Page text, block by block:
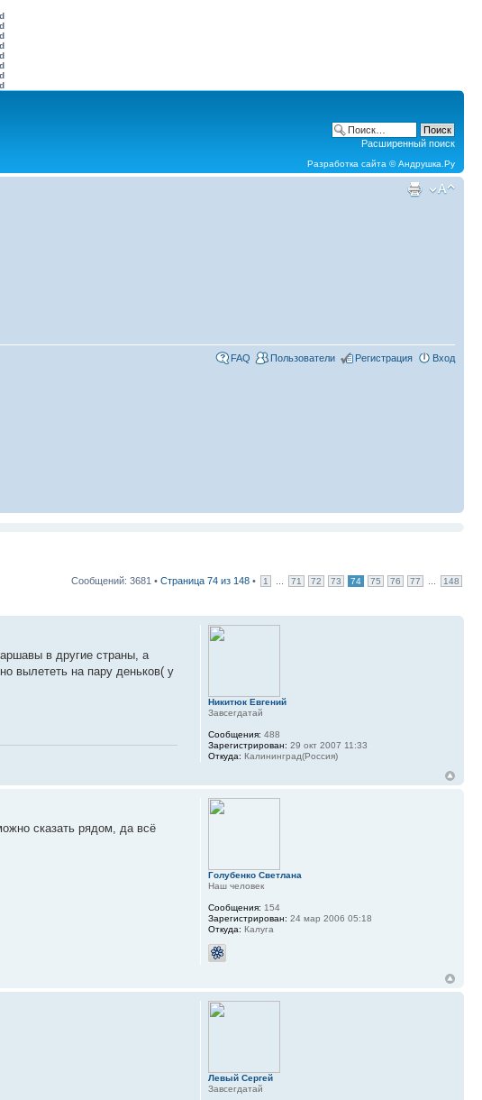
Расширенный поиск
Разработка сайта ©Андрушка.Ру
FAQ Пользователи Регистрация Вход
Сообщений: 3681 • Страница 74 из 148 • 1 71 72 73 74 75 76 77 148
в другие страны, а
вылететь на пару деньков( у
Никитюк Евгений
Завсегдатай
Сообщения: 488
Зарегистрирован: 29 окт 2007 11:33
Откуда: Калининград(Россия)
сказать рядом, да всё
Голубенко Светлана
Наш человек
Сообщения: 154
Зарегистрирован: 24 мар 2006 05:18
Откуда: Калуга
Левый Сергей
Завсегдатай